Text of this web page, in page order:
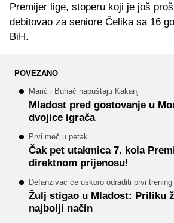
Premijer lige, stoperu koji je još
debitovao za seniore Čelika sa 16
BiH.
POVEZANO
Marić i Buhač napuštaju Kakanj
Mladost pred gostovanje u
dvojice igrača
Prvi meč u petak
Čak pet utakmica 7. kola
direktnom prijenosu!
Defanzivac će uskoro odraditi prvi trening
Žulj stigao u Mladost: Priliku
najbolji način